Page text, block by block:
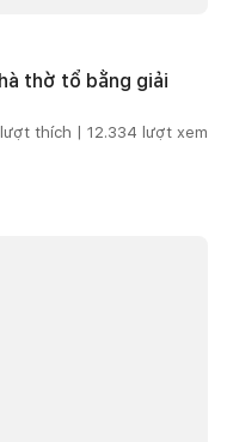
thờ tổ bằng giải
lượt thích | 12.334 lượt xem